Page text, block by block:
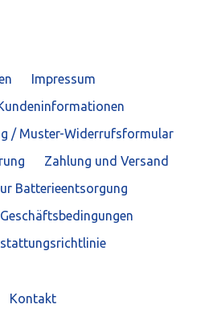
Impressum
/ Muster-Widerrufsformular
Zahlung und Versand
Batterieentsorgung
Kontakt